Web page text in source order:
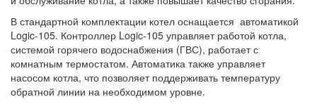
В стандартной комплектации котел оснащается автоматикой
Logic-105. Контроллер Logic-105 управляет работой котла,
системой горячего водоснабжения (ГВС), работает с
комнатным термостатом. Автоматика также управляет
насосом котла, что позволяет поддерживать температуру
обратной линии на необходимом уровне.